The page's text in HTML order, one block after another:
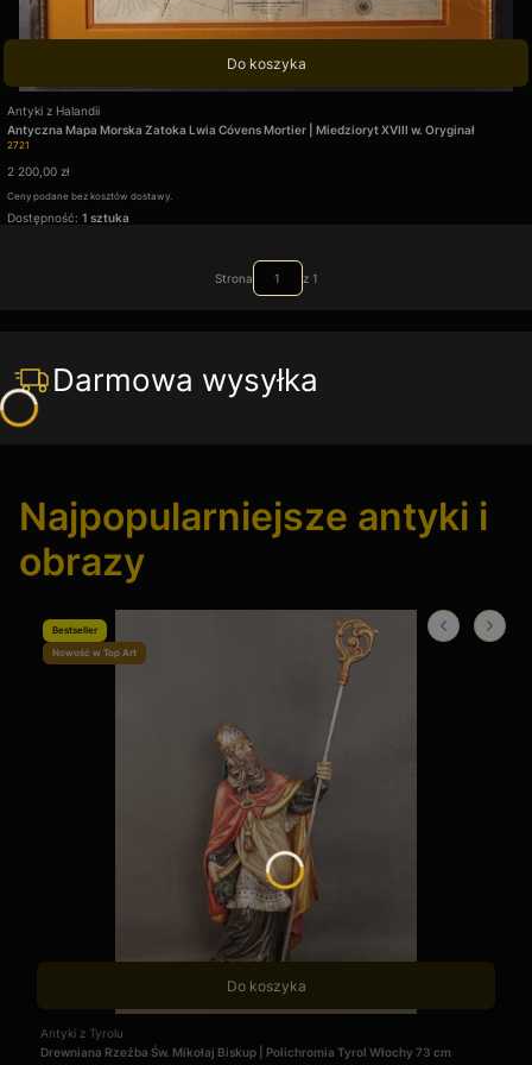
Do koszyka
Kod produktu
2721
Antyczna Mapa Morska Zatoka Lwia Cóvens Mortier | Miedzioryt XVIII w. Oryginał
Producent
Antyki z Halandii
Cena
2 200,00 zł
Ceny podane bez kosztów dostawy.
Dostępność: 1 sztuka
Strona z 1
Darmowa wysyłka
Najpopularniejsze antyki i
obrazy
Bestseller
Nowość w Top Art
Do koszyka
Drewniana Rzeźba Św. Mikołaj Biskup | Polichromia Tyrol Włochy 73 cm
Producent
Antyki z Tyrolu